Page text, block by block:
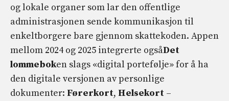
og lokale organer som lar den offentlige
administrasjonen sende kommunikasjon til
enkeltborgere bare gjennom skattekoden. Appen
mellom 2024 og 2025 integrerte ogsåDet
lommeboken slags «digital portefølje» for å ha
den digitale versjonen av personlige
dokumenter: Førerkort, Helsekort –